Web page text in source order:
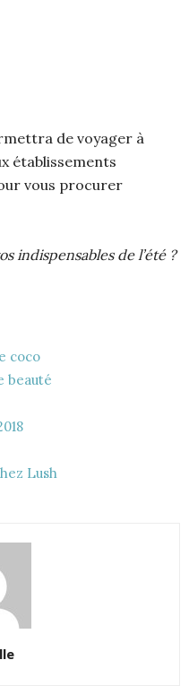
de voyager à
établissements
vous procurer
indispensables de l’été ?
coco
beauté
Lush